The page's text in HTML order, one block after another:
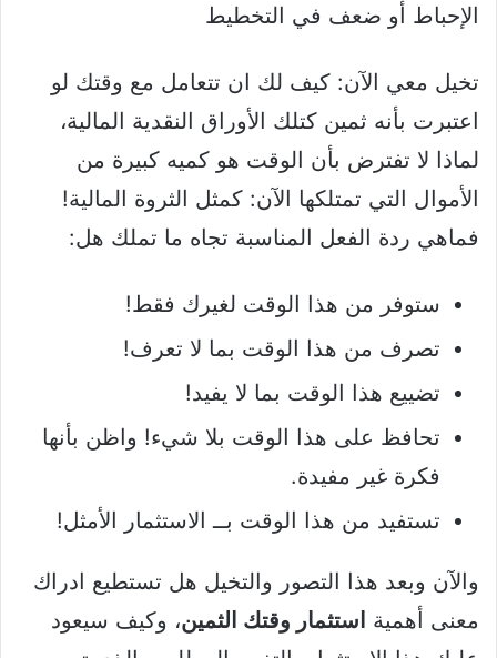
الإحباط أو ضعف في التخطيط
تخيل معي الآن: كيف لك ان تتعامل مع وقتك لو
اعتبرت بأنه ثمين كتلك الأوراق النقدية المالية،
لماذا لا تفترض بأن الوقت هو كميه كبيرة من
الأموال التي تمتلكها الآن: كمثل الثروة المالية!
فماهي ردة الفعل المناسبة تجاه ما تملك هل:
ستوفر من هذا الوقت لغيرك فقط!
تصرف من هذا الوقت بما لا تعرف!
تضييع هذا الوقت بما لا يفيد!
تحافظ على هذا الوقت بلا شيء! واظن بأنها
فكرة غير مفيدة.
تستفيد من هذا الوقت بــ الاستثمار الأمثل!
والآن وبعد هذا التصور والتخيل هل تستطيع ادراك
معنى أهمية استثمار وقتك الثمين، وكيف سيعود